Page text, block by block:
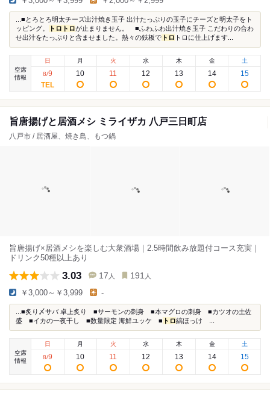
...■とろとろ明太チーズ出汁焼き玉子 出汁たっぷりの玉子にチーズと明太子をト
ッピング。
トロ トロが止まりません。 ■ふわふわ出汁焼き玉子 こだわりの合わ
せ出汁をたっぷりと含ませました。熱々の鉄板で トロ トロに仕上げます...
空席
情報
日
8/9
月
10
火
11
水
12
木
13
金
14
土
15
旨唐揚げと居酒メシ ミライザカ 八戸三日町店
八戸市 / 居酒屋、焼き鳥、もつ鍋
旨唐揚げ×居酒メシを楽しむ大衆酒場｜2.5時間飲み放題付コース充実｜
ドリンク50種以上あり
3.03 17 人 191 人
￥3,000～￥3,999 -
...■炙り〆サバ 卓上炙り ■サーモンの刺身 ■本マグロの刺身 ■カツオの土佐
盛 ■イカの一夜干し ■数量限定 海鮮ユッケ ■ トロ縞ほっけ ...
空席
情報
日
8/9
月
10
火
11
水
12
木
13
金
14
土
15